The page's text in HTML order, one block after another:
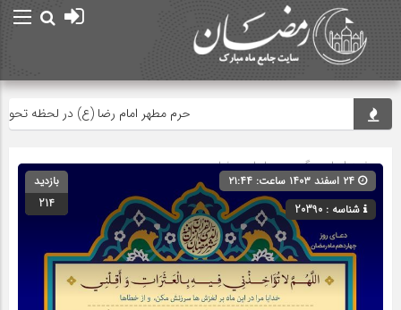
حرم مطهر امام رضا (ع) در لحظه تحویل
صفحه اصلی» گروه »دعاهای رمضان
شناسه : 20390
بازدید
214